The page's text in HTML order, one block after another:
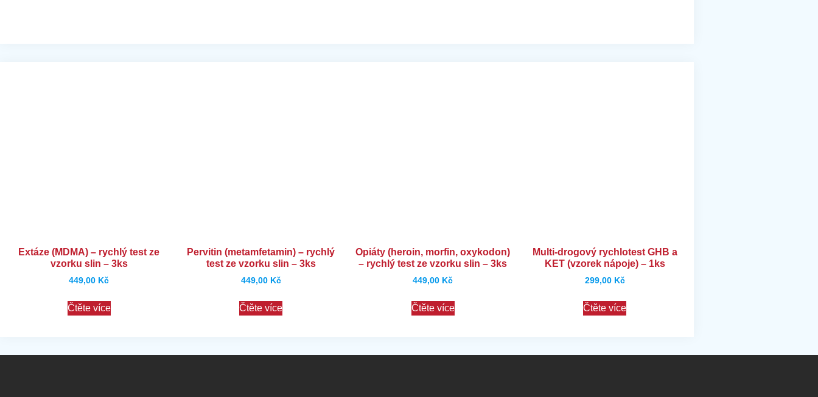
Extáze (MDMA) – rychlý test ze
vzorku slin – 3ks
449,00 Kč
Čtěte více
Pervitin (metamfetamin) – rychlý
test ze vzorku slin – 3ks
449,00 Kč
Čtěte více
Opiáty (heroin, morfin, oxykodon)
– rychlý test ze vzorku slin – 3ks
449,00 Kč
Čtěte více
Multi-drogový rychlotest GHB a
KET (vzorek nápoje) – 1ks
299,00 Kč
Čtěte více